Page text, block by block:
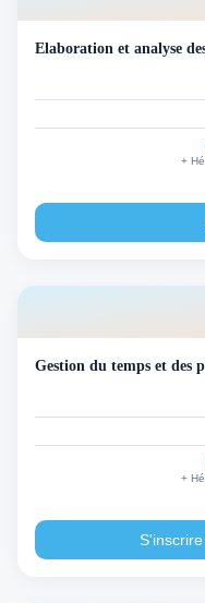
Elaboration et analyse
+
Gestion du temps et des
+
S'inscrire